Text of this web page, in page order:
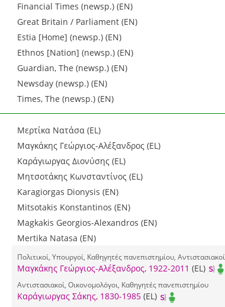
Financial Times (newsp.) (EN)
Great Britain / Parliament (EN)
Estia [Home] (newsp.) (EN)
Ethnos [Nation] (newsp.) (EN)
Guardian, The (newsp.) (EN)
Newsday (newsp.) (EN)
Times, The (newsp.) (EN)
Μερτίκα Νατάσα (EL)
Μαγκάκης Γεώργιος-Αλέξανδρος (EL)
Καράγιωργας Διονύσης (EL)
Μητσοτάκης Κωνσταντίνος (EL)
Karagiorgas Dionysis (EN)
Mitsotakis Konstantinos (EN)
Magkakis Georgios-Alexandros (EN)
Mertika Natasa (EN)
Πολιτικοί, Υπουργοί, Καθηγητές πανεπιστημίου, Αντιστασιακοί
Μαγκάκης Γεώργιος-Αλέξανδρος, 1922-2011 (EL)
Αντιστασιακοί, Οικονομολόγοι, Καθηγητές πανεπιστημίου
Καράγιωργας Σάκης, 1830-1985(EL)